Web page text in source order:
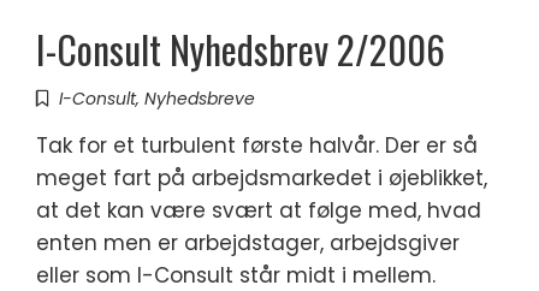
I-Consult Nyhedsbrev 2/2006
I-Consult, Nyhedsbreve
Tak for et turbulent første halvår. Der er så
meget fart på arbejdsmarkedet i øjeblikket,
at det kan være svært at følge med, hvad
enten men er arbejdstager, arbejdsgiver
eller som I-Consult står midt i mellem.